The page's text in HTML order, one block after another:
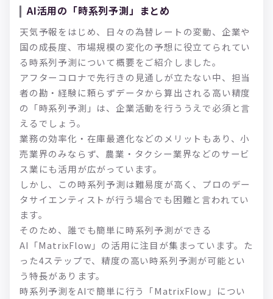
AI活用の「時系列予測」まとめ
天気予報をはじめ、日々の為替レートの変動、企業や
国の成長度、市場規模の変化の予想に役立てられてい
る時系列予測について概要をご紹介しました。
アフターコロナで先行きの見通しが立たない中、担当
者の勘・経験に頼らずデータから算出される高い精度
の「時系列予測」は、企業活動を行ううえで必須と言
えるでしょう。
業務の効率化・在庫最適化などのメリットもあり、小
売業界のみならず、農業・タクシー業界などのサービ
ス業にも活用が広がっています。
しかし、この時系列予測は難易度が高く、プロのデー
タサイエンティストが行う場合でも困難と言われてい
ます。
そのため、誰でも簡単に時系列予測ができる
AI「MatrixFlow」の活用に注目が集まっています。た
った4ステップで、精度の高い時系列予測が可能とい
う特長があります。
時系列予測をAIで簡単に行う「MatrixFlow」につい